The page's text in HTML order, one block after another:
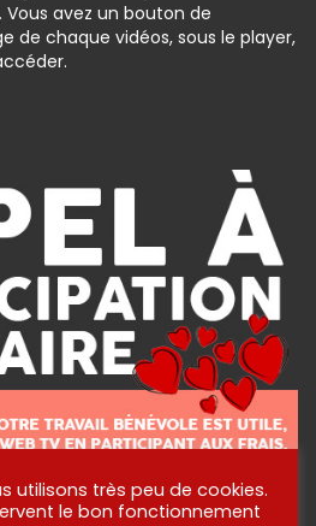
avez un bouton de
de chaque vidéos, sous le player,
utilisons très peu de cookies.
le bon fonctionnement